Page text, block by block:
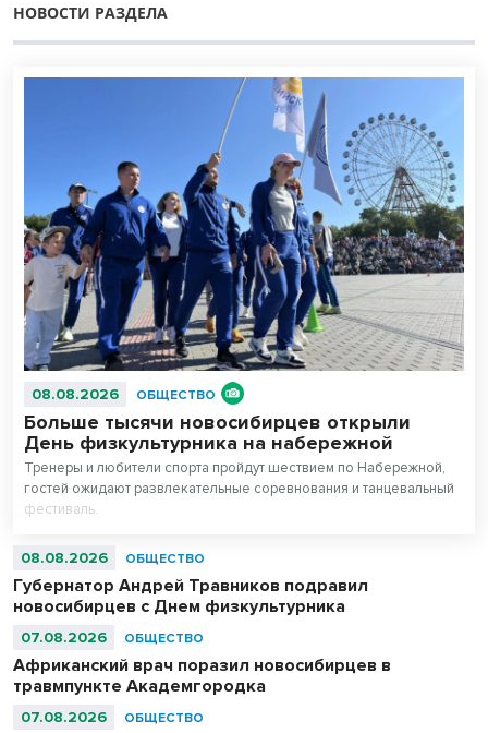
НОВОСТИ РАЗДЕЛА
08.08.2026 ОБЩЕСТВО
Больше тысячи новосибирцев открыли
День физкультурника на набережной
Тренеры и любители спорта пройдут шествием по Набережной,
гостей ожидают развлекательные соревнования и танцевальный
фестиваль.
08.08.2026 ОБЩЕСТВО
Губернатор Андрей Травников подравил
новосибирцев с Днем физкультурника
07.08.2026 ОБЩЕСТВО
Африканский врач поразил новосибирцев в
травмпункте Академгородка
07.08.2026 ОБЩЕСТВО